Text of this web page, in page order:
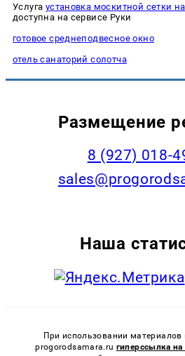
Услуга установка москитной сетки
доступна на сервисе Руки
готовое среднеподвесное окно
отель санаторий солотча
Размещение
8 (927) 018-
Наша
При использовании материалов
progorodsamara.ru гиперссылка на